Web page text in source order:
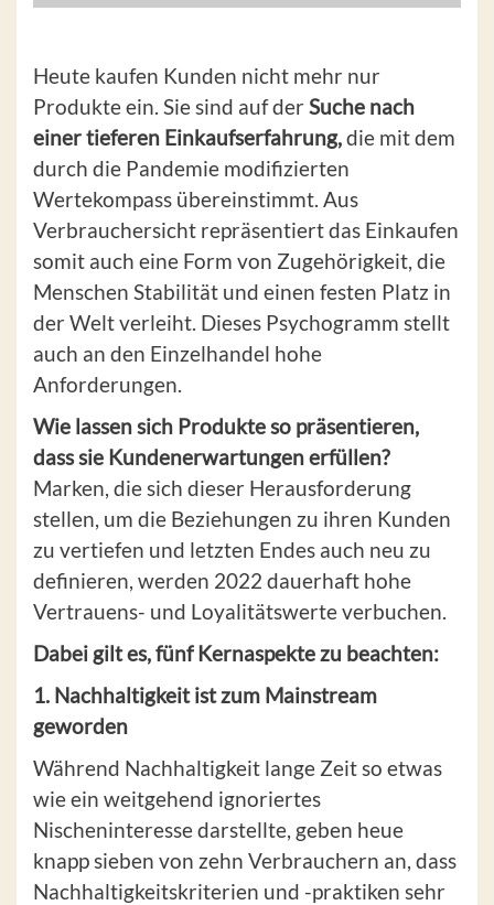
Heute kaufen Kunden nicht mehr nur
Produkte ein. Sie sind auf derSuche nach
einer tieferen Einkaufserfahrung,die mit dem
durch die Pandemie modifizierten
Wertekompass übereinstimmt. Aus
Verbrauchersicht repräsentiert das Einkaufen
somit auch eine Form von Zugehörigkeit, die
Menschen Stabilität und einen festen Platz in
der Welt verleiht. Dieses Psychogramm stellt
auch an den Einzelhandel hohe
Anforderungen.
Wie lassen sich Produkte so präsentieren,
dass sie Kundenerwartungen erfüllen?
Marken, die sich dieser Herausforderung
stellen, um die Beziehungen zu ihren Kunden
zu vertiefen und letzten Endes auch neu zu
definieren, werden 2022 dauerhaft hohe
Vertrauens- und Loyalitätswerte verbuchen.
Dabei gilt es, fünf Kernaspekte zu beachten:
1. Nachhaltigkeit ist zum Mainstream
geworden
Während Nachhaltigkeit lange Zeit so etwas
wie ein weitgehend ignoriertes
Nischeninteresse darstellte, geben heue
knapp sieben von zehn Verbrauchern an, dass
Nachhaltigkeitskriterien und -praktiken sehr